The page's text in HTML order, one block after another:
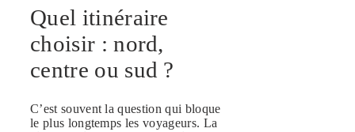
Quel itinéraire
choisir : nord,
centre ou sud ?
C’est souvent la question qui bloque
le plus longtemps les voyageurs. La